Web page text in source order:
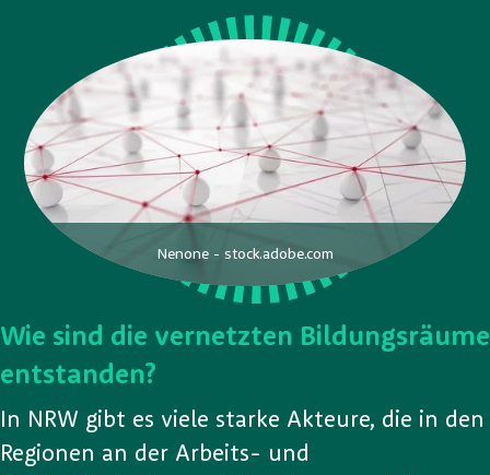
Nenone - stock.adobe.com
Wie sind die vernetzten Bildungsräume
entstanden?
In NRW gibt es viele starke Akteure, die in den
Regionen an der Arbeits- und